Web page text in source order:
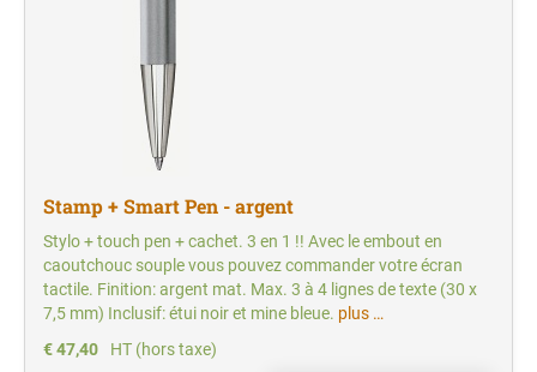
Stamp + Smart Pen - argent
Stylo + touch pen + cachet. 3 en 1 !! Avec le embout en
caoutchouc souple vous pouvez commander votre écran
tactile. Finition: argent mat. Max. 3 à 4 lignes de texte (30 x
7,5 mm) Inclusif: étui noir et mine bleue. plus …
€ 47,40
HT (hors taxe)